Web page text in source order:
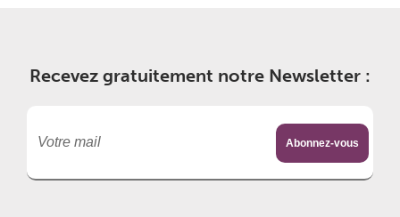
Recevez gratuitement notre Newsletter :